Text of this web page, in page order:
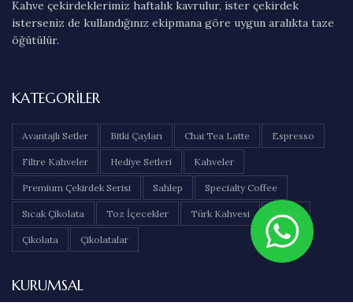
Kahve çekirdeklerimiz haftalık kavrulur, ister çekirdek
isterseniz de kullandığınız ekipmana göre uygun aralıkta taze
öğütülür.
KATEGORILER
Avantajlı Setler Bitki Çayları Chai Tea Latte Espresso
Filtre Kahveler Hediye Setleri Kahveler
Premium Çekirdek Serisi Sahlep Specialty Coffee
Sıcak Çikolata Toz İçecekler Türk Kahvesi Çaylar
Çikolata Çikolatalar
KURUMSAL